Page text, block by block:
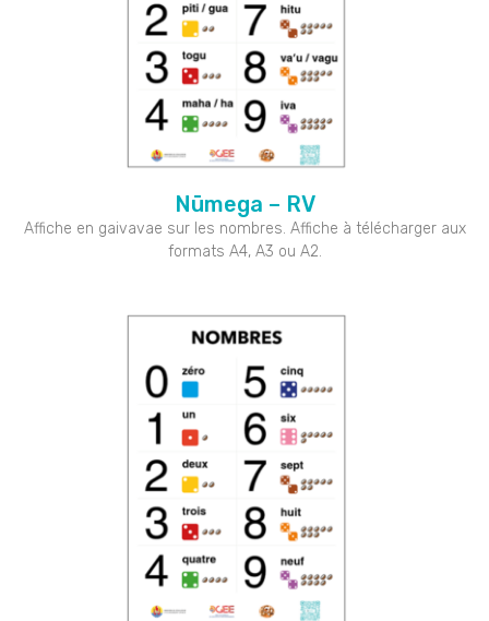
Nūmega – RV
Affiche en gaivavae sur les nombres. Affiche à télécharger aux
formats A4, A3 ou A2.